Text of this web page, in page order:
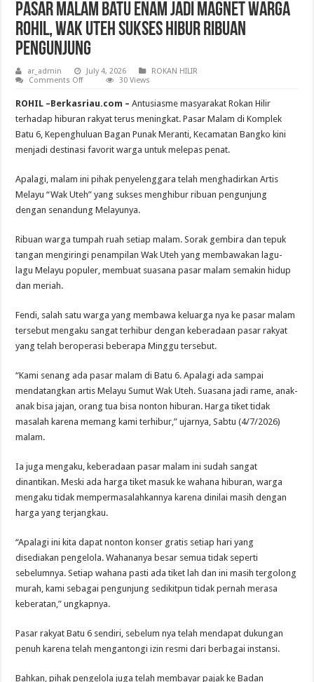
Pasar Malam Batu Enam Jadi Magnet Warga
Rohil, Wak Uteh Sukses Hibur Ribuan
Pengunjung
ar_admin July 4, 2026
ROKAN HILIR
Comments Offon
Malam
Batu
Enam
Magnet
Rohil,
Sukses
Hibur
Ribuan
Pengunjung
30 Views
ROHIL –Berkasriau.com – Antusiasme masyarakat Rokan Hilir
terhadap hiburan rakyat terus meningkat. Pasar Malam di Komplek
Batu 6, Kepenghuluan Bagan Punak Meranti, Kecamatan Bangko kini
menjadi destinasi favorit warga untuk melepas penat.
Apalagi, malam ini pihak penyelenggara telah menghadirkan Artis
Melayu “Wak Uteh” yang sukses menghibur ribuan pengunjung
dengan senandung Melayunya.
Ribuan warga tumpah ruah setiap malam. Sorak gembira dan tepuk
tangan mengiringi penampilan Wak Uteh yang membawakan lagu-
lagu Melayu populer, membuat suasana pasar malam semakin hidup
dan meriah.
Fendi, salah satu warga yang membawa keluarga nya ke pasar malam
tersebut mengaku sangat terhibur dengan keberadaan pasar rakyat
yang telah beroperasi beberapa Minggu tersebut.
“Kami senang ada pasar malam di Batu 6. Apalagi ada sampai
mendatangkan artis Melayu Sumut Wak Uteh. Suasana jadi rame, anak-
anak bisa jajan, orang tua bisa nonton hiburan. Harga tiket tidak
masalah karena memang kami terhibur,” ujarnya, Sabtu (4/7/2026)
malam.
Ia juga mengaku, keberadaan pasar malam ini sudah sangat
dinantikan. Meski ada harga tiket masuk ke wahana hiburan, warga
mengaku tidak mempermasalahkannya karena dinilai masih dengan
harga yang terjangkau.
“Apalagi ini kita dapat nonton konser gratis setiap hari yang
disediakan pengelola. Wahananya besar semua tidak seperti
sebelumnya. Setiap wahana pasti ada tiket lah dan ini masih tergolong
murah, kami sebagai pengunjung sedikitpun tidak pernah merasa
keberatan,” ungkapnya.
Pasar rakyat Batu 6 sendiri, sebelum nya telah mendapat dukungan
penuh karena telah mengantongi izin resmi dari berbagai instansi.
Bahkan, pihak pengelola juga telah membayar pajak ke Badan